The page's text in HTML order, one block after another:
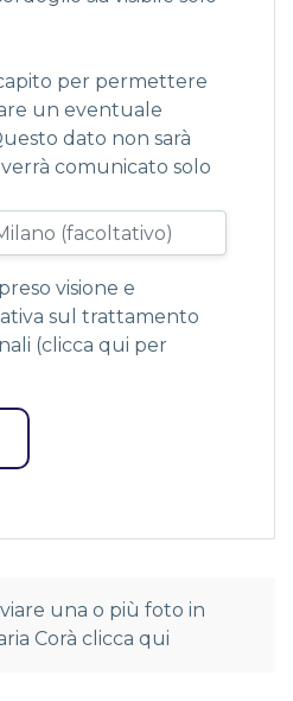
per permettere
un eventuale
dato non sarà
comunicato solo
visione e
sul trattamento
(clicca qui per
una o più foto in
Corà clicca qui